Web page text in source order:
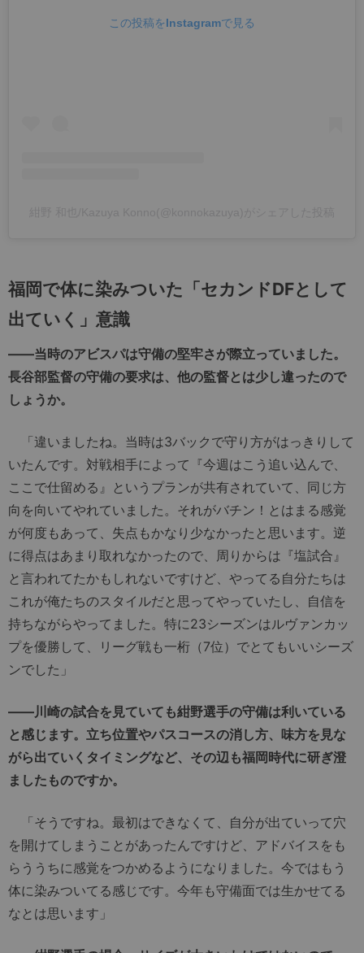
この投稿をInstagramで見る
福岡で体に染みついた「セカンドDFとして
出ていく」意識
――当時のアビスパは守備の堅牢さが際立っていました。
長谷部監督の守備の要求は、他の監督とは少し違ったので
しょうか。
「違いましたね。当時は3バックで守り方がはっきりして
いたんです。対戦相手によって『今週はこう追い込んで、
ここで仕留める』というプランが共有されていて、同じ方
向を向いてやれていました。それがバチン！とはまる感覚
が何度もあって、失点もかなり少なかったと思います。逆
に得点はあまり取れなかったので、周りからは『塩試合』
と言われてたかもしれないですけど、やってる自分たちは
これが俺たちのスタイルだと思ってやっていたし、自信を
持ちながらやってました。特に23シーズンはルヴァンカッ
プを優勝して、リーグ戦も一桁（7位）でとてもいいシーズ
ンでした」
――川崎の試合を見ていても紺野選手の守備は利いている
と感じます。立ち位置やパスコースの消し方、味方を見な
がら出ていくタイミングなど、その辺も福岡時代に研ぎ澄
ましたものですか。
「そうですね。最初はできなくて、自分が出ていって穴
を開けてしまうことがあったんですけど、アドバイスをも
らううちに感覚をつかめるようになりました。今ではもう
体に染みついてる感じです。今年も守備面では生かせてる
なとは思います」